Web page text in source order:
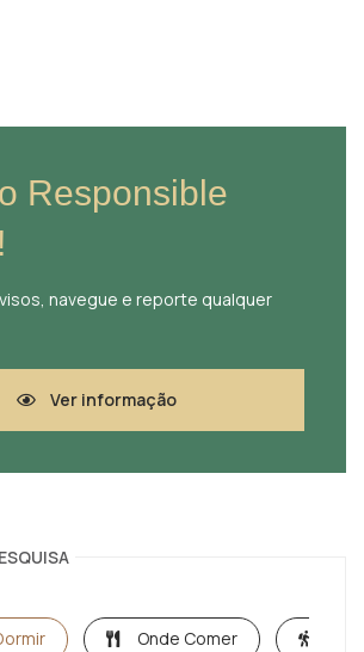
Responsible
!
navegue e reporte qualquer
Ver informação
Onde Comer